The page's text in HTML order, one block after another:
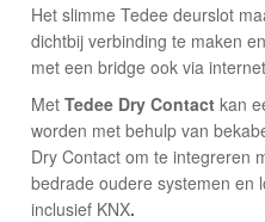
Het slimme Tedee deurslot
dichtbij verbinding te maken
met een bridge ook via
Met Tedee Dry Contact kan
worden met behulp van
Dry Contact om te integreren
bedrade oudere systemen en
inclusief KNX.